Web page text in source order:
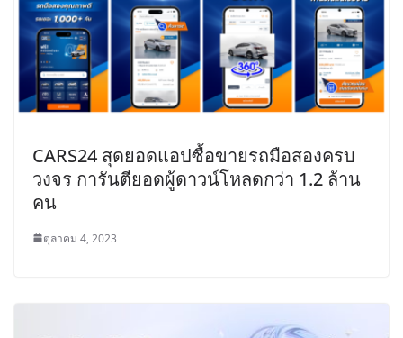
CARS24 สุดยอดแอปซื้อขายรถมือสองครบ
วงจร การันตียอดผู้ดาวน์โหลดกว่า 1.2 ล้าน
คน
ตุลาคม 4, 2023